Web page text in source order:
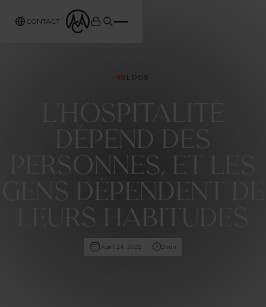
CONTACT
BLOGS
L'hospitalité
dépend des
personnes, et les
gens dépendent de
leurs habitudes
April 24, 2025 3min